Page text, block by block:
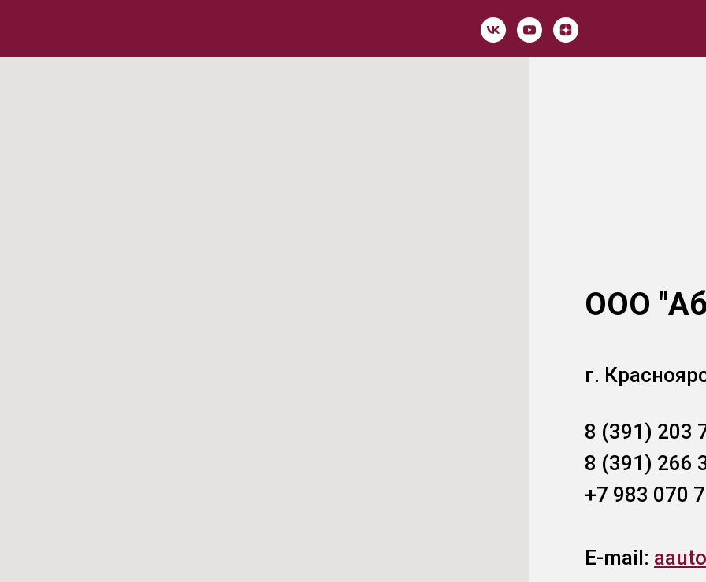
ООО
г.
8 (391) 203
8 (391) 266
+7 983 070
E-mail: